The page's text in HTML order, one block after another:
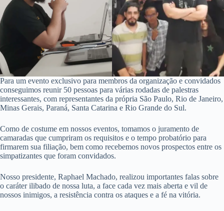
Para um evento exclusivo para membros da organização e convidados
conseguimos reunir 50 pessoas para várias rodadas de palestras
interessantes, com representantes da própria São Paulo, Rio de Janeiro,
Minas Gerais, Paraná, Santa Catarina e Rio Grande do Sul.
Como de costume em nossos eventos, tomamos o juramento de
camaradas que cumpriram os requisitos e o tempo probatório para
firmarem sua filiação, bem como recebemos novos prospectos entre os
simpatizantes que foram convidados.
Nosso presidente, Raphael Machado, realizou importantes falas sobre
o caráter ilibado de nossa luta, a face cada vez mais aberta e vil de
nossos inimigos, a resistência contra os ataques e a fé na vitória.